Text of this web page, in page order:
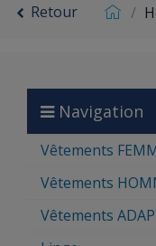
Retour
Navigation
Vêtements
Vêtements
Vêtements